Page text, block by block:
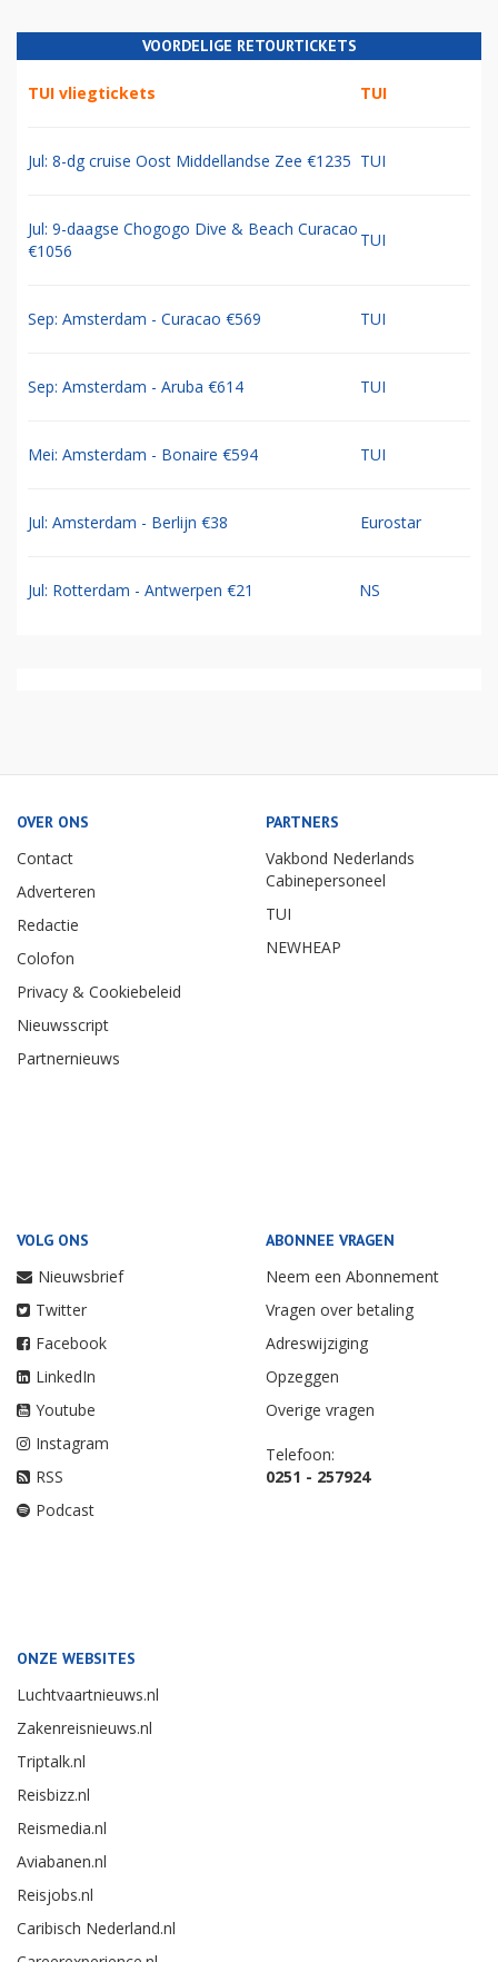
VOORDELIGE RETOURTICKETS
TUI vliegtickets TUI
Jul: 8-dg cruise Oost Middellandse Zee €1235 TUI
Jul: 9-daagse Chogogo Dive & Beach Curacao
€1056
TUI
Sep: Amsterdam - Curacao €569 TUI
Sep: Amsterdam - Aruba €614 TUI
Mei: Amsterdam - Bonaire €594 TUI
Jul: Amsterdam - Berlijn €38 Eurostar
Jul: Rotterdam - Antwerpen €21 NS
OVER ONS
Contact
Adverteren
Redactie
Colofon
Privacy & Cookiebeleid
Nieuwsscript
Partnernieuws
PARTNERS
Vakbond Nederlands
Cabinepersoneel
TUI
NEWHEAP
VOLG ONS
Nieuwsbrief
Twitter
Facebook
LinkedIn
Youtube
Instagram
RSS
Podcast
ABONNEE VRAGEN
Neem een Abonnement
Vragen over betaling
Adreswijziging
Opzeggen
Overige vragen
Telefoon:
0251 - 257924
ONZE WEBSITES
Luchtvaartnieuws.nl
Zakenreisnieuws.nl
Triptalk.nl
Reisbizz.nl
Reismedia.nl
Aviabanen.nl
Reisjobs.nl
Caribisch Nederland.nl